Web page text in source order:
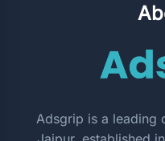
Adsgrip is a leading